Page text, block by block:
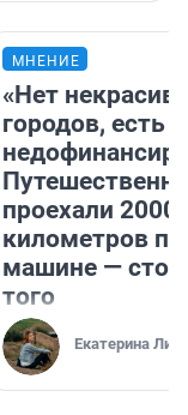
МНЕНИЕ
«Нет
городов, есть
проехали 2000
километров по
машине —
того
Екатерина